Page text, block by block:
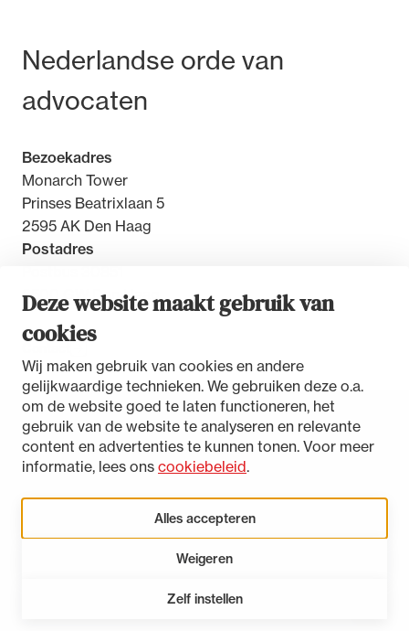
Deze website maakt gebruik van
cookies
Wij maken gebruik van cookies en andere
gelijkwaardige technieken. We gebruiken deze o.a.
om de website goed te laten functioneren, het
gebruik van de website te analyseren en relevante
content en advertenties te kunnen tonen. Voor meer
informatie, lees ons cookiebeleid.
Alles accepteren
Weigeren
Zelf instellen
Bezoek- en postadres
Nederlandse orde van
advocaten
Bezoekadres
Monarch Tower
Prinses Beatrixlaan 5
2595 AK Den Haag
Postadres
2500 GW Den Haag
Toegankelijkheidsverklaring
Disclaimer